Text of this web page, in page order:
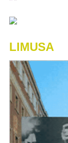
LIMUSA